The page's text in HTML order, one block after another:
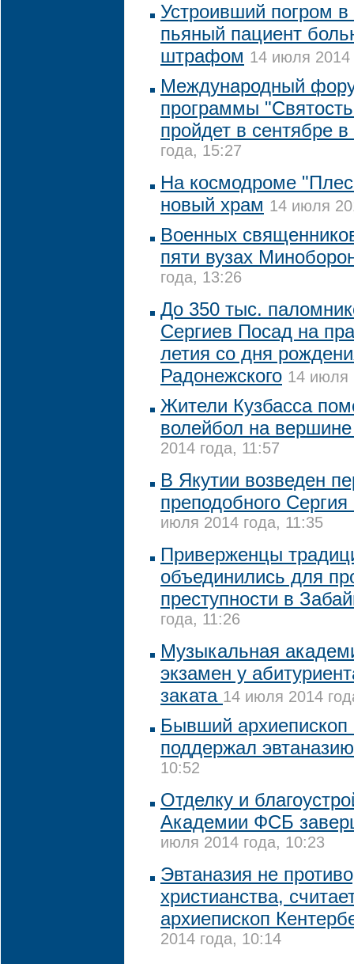
Устроивший погром
пьяный пациент
штрафом 14 июля 2014
Международный
программы
пройдет в сентябре
года, 15:27
На космодроме
новый храм 14 июля
Военных
пяти вузах
года, 13:26
До 350 тыс.
Сергиев Посад на
летия со дня
Радонежского 14 июля
Жители Кузбасса
волейбол на
2014 года, 11:57
В Якутии возведен
преподобного
июля 2014 года, 11:35
Приверженцы
объединились для
преступности в
года, 11:26
Музыкальная
экзамен у
заката 14 июля 2014
Бывший
поддержал
10:52
Отделку и
Академии ФСБ
июля 2014 года, 10:23
Эвтаназия не
христианства,
архиепископ
2014 года, 10:14